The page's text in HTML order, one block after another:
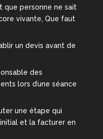
que personne ne sait
vivante, Que faut
un devis avant de
des
lors d’une séance
une étape qui
et la facturer en